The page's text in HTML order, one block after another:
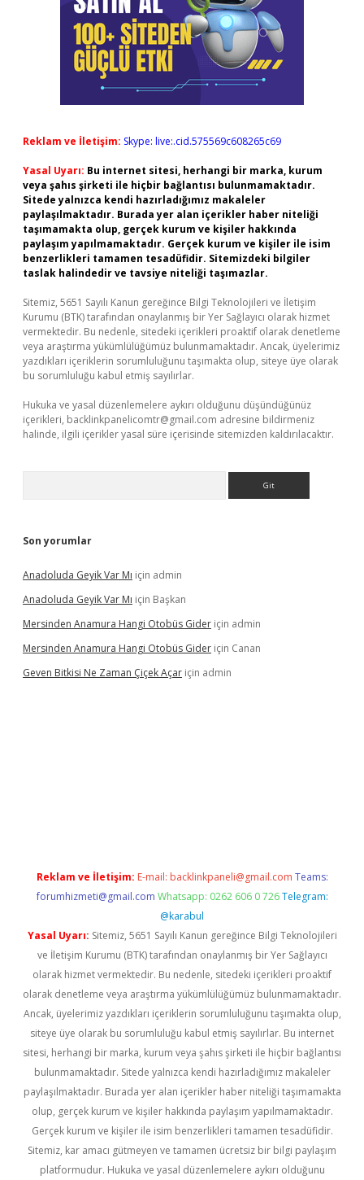
Reklam ve İletişim: Skype: live:.cid.575569c608265c69
Yasal Uyarı: Bu internet sitesi, herhangi bir marka, kurum
veya şahıs şirketi ile hiçbir bağlantısı bulunmamaktadır.
Sitede yalnızca kendi hazırladığımız makaleler
paylaşılmaktadır. Burada yer alan içerikler haber niteliği
taşımamakta olup, gerçek kurum ve kişiler hakkında
paylaşım yapılmamaktadır. Gerçek kurum ve kişiler ile isim
benzerlikleri tamamen tesadüfidir. Sitemizdeki bilgiler
taslak halindedir ve tavsiye niteliği taşımazlar.
Sitemiz, 5651 Sayılı Kanun gereğince Bilgi Teknolojileri ve İletişim
Kurumu (BTK) tarafından onaylanmış bir Yer Sağlayıcı olarak hizmet
vermektedir. Bu nedenle, sitedeki içerikleri proaktif olarak denetleme
veya araştırma yükümlülüğümüz bulunmamaktadır. Ancak, üyelerimiz
yazdıkları içeriklerin sorumluluğunu taşımakta olup, siteye üye olarak
bu sorumluluğu kabul etmiş sayılırlar.
Hukuka ve yasal düzenlemelere aykırı olduğunu düşündüğünüz
içerikleri, backlinkpanelicomtr@gmail.com adresine bildirmeniz
halinde, ilgili içerikler yasal süre içerisinde sitemizden kaldırılacaktır.
Son yorumlar
Anadoluda Geyik Var Mı için admin
Anadoluda Geyik Var Mı için Başkan
Mersinden Anamura Hangi Otobüs Gider için admin
Mersinden Anamura Hangi Otobüs Gider için Canan
Geven Bitkisi Ne Zaman Çiçek Açar için admin
Reklam ve İletişim: E-mail: backlinkpaneli@gmail.com Teams:
forumhizmeti@gmail.com Whatsapp: 0262 606 0 726 Telegram:
@karabul
Yasal Uyarı: Sitemiz, 5651 Sayılı Kanun gereğince Bilgi Teknolojileri
ve İletişim Kurumu (BTK) tarafından onaylanmış bir Yer Sağlayıcı
olarak hizmet vermektedir. Bu nedenle, sitedeki içerikleri proaktif
olarak denetleme veya araştırma yükümlülüğümüz bulunmamaktadır.
Ancak, üyelerimiz yazdıkları içeriklerin sorumluluğunu taşımakta olup,
siteye üye olarak bu sorumluluğu kabul etmiş sayılırlar. Bu internet
sitesi, herhangi bir marka, kurum veya şahıs şirketi ile hiçbir bağlantısı
bulunmamaktadır. Sitede yalnızca kendi hazırladığımız makaleler
paylaşılmaktadır. Burada yer alan içerikler haber niteliği taşımamakta
olup, gerçek kurum ve kişiler hakkında paylaşım yapılmamaktadır.
Gerçek kurum ve kişiler ile isim benzerlikleri tamamen tesadüfidir.
Sitemiz, kar amacı gütmeyen ve tamamen ücretsiz bir bilgi paylaşım
platformudur. Hukuka ve yasal düzenlemelere aykırı olduğunu